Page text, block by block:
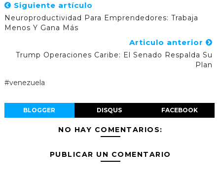
Siguiente artículo
Neuroproductividad Para Emprendedores: Trabaja
Menos Y Gana Más
Articulo anterior
Trump Operaciones Caribe: El Senado Respalda Su
Plan
#venezuela
BLOGGER DISQUS FACEBOOK
NO HAY COMENTARIOS:
PUBLICAR UN COMENTARIO